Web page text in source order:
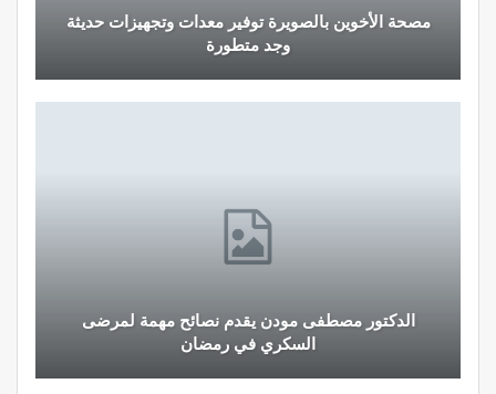
مصحة الأخوين بالصويرة توفير معدات وتجهيزات حديثة
وجد متطورة
الدكتور مصطفى مودن يقدم نصائح مهمة لمرضى
السكري في رمضان